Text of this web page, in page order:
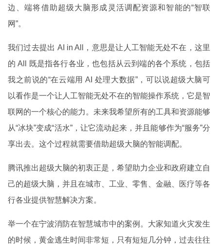
边、端将借助超级大脑形成灵活调配资源和智能的“智联
网”。
我们过去提出 AI in All，意思是让人工智能无处不在，这里
的 All 既是指各行各业，也包括从云到端的各个系统，包括
我之前说的“在云端用 AI 处理大数据”，可以说超级大脑可
以看作是一个让人工智能无处不在的智能操作系统，它是智
联网的一个核心的能力。未来我希望所有的工具和资源能够
从“冰块”变成“活水”，让它流动起来，并且能够作为“服务”分
享出去。这个过程就需要借助超级大脑的智能调配。
腾讯推出超级大脑的初衷正是，希望助力企业和政府建立自
己的超级大脑，并且在城市、工业、零售、金融、医疗等各
行各业提供智慧解决方案。
举一个在宁波消防在智慧城市中的案例。大家知道火灾发生
的时候，黄金逃生时间非常短，只有短短几分钟，过去往往